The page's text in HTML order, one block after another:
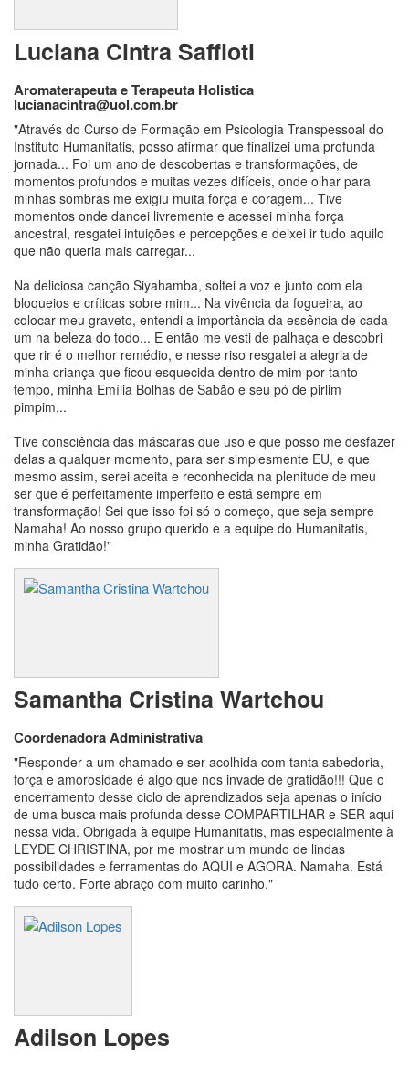
Luciana Cintra Saffioti
Aromaterapeuta e Terapeuta Holistica
lucianacintra@uol.com.br
"Através do Curso de Formação em Psicologia Transpessoal do
Instituto Humanitatis, posso afirmar que finalizei uma profunda
jornada... Foi um ano de descobertas e transformações, de
momentos profundos e muitas vezes difíceis, onde olhar para
minhas sombras me exigiu muita força e coragem... Tive
momentos onde dancei livremente e acessei minha força
ancestral, resgatei intuições e percepções e deixei ir tudo aquilo
que não queria mais carregar...
Na deliciosa canção Siyahamba, soltei a voz e junto com ela
bloqueios e críticas sobre mim... Na vivência da fogueira, ao
colocar meu graveto, entendi a importância da essência de cada
um na beleza do todo... E então me vesti de palhaça e descobri
que rir é o melhor remédio, e nesse riso resgatei a alegria de
minha criança que ficou esquecida dentro de mim por tanto
tempo, minha Emília Bolhas de Sabão e seu pó de pirlim
pimpim...
Tive consciência das máscaras que uso e que posso me desfazer
delas a qualquer momento, para ser simplesmente EU, e que
mesmo assim, serei aceita e reconhecida na plenitude de meu
ser que é perfeitamente imperfeito e está sempre em
transformação! Sei que isso foi só o começo, que seja sempre
Namaha! Ao nosso grupo querido e a equipe do Humanitatis,
minha Gratidão!"
Samantha Cristina Wartchou
Coordenadora Administrativa
"Responder a um chamado e ser acolhida com tanta sabedoria,
força e amorosidade é algo que nos invade de gratidão!!! Que o
encerramento desse ciclo de aprendizados seja apenas o início
de uma busca mais profunda desse COMPARTILHAR e SER aqui
nessa vida. Obrigada à equipe Humanitatis, mas especialmente à
LEYDE CHRISTINA, por me mostrar um mundo de lindas
possibilidades e ferramentas do AQUI e AGORA. Namaha. Está
tudo certo. Forte abraço com muito carinho."
Adilson Lopes